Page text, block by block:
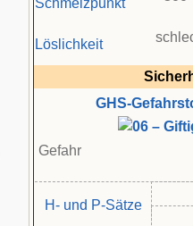
Schmelzpunkt
Löslichkeit
GHS-
Gefahr
H- und P-Sätze